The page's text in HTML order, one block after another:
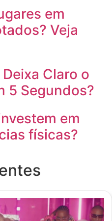
em
Veja
Claro o
5 Segundos?
em
físicas?